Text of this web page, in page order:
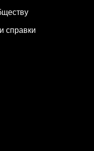
справки